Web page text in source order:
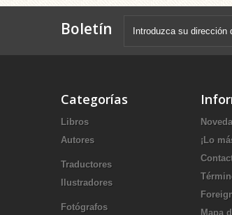
Boletín
Categorías
Libros
Autores
Traductores
Ilustradores
Fotógrafos
¡Lo
Mapa